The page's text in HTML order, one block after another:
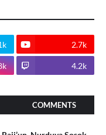
2.7k
4.2k
COMMENTS